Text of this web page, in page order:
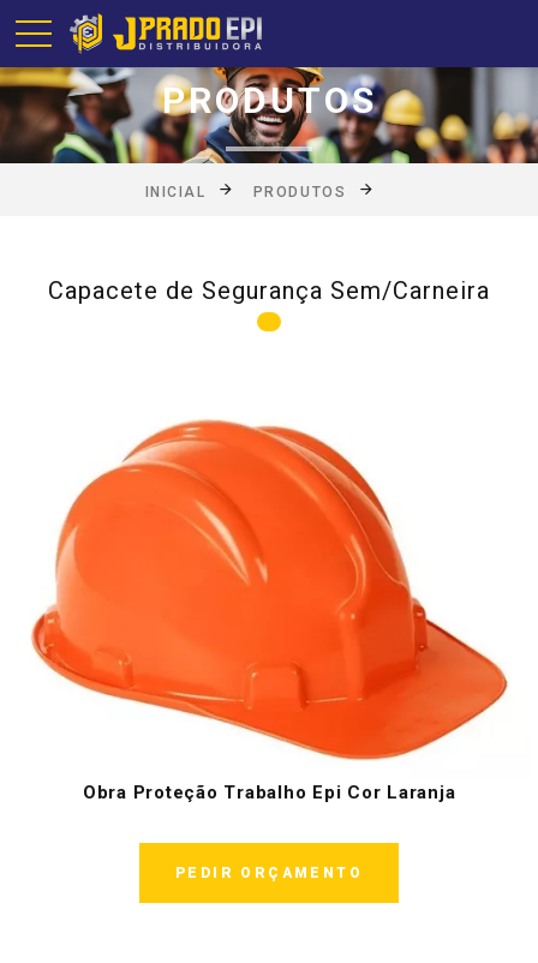
PRODUTOS
INICIAL PRODUTOS
Capacete de Segurança Sem/Carneira
Obra Proteção Trabalho Epi Cor Laranja
PEDIR ORÇAMENTO